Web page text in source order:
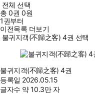
전체 선택
총0권 0원
1권부터
이전목록 더보기
불귀지객(不歸之客) 4권 선택
불귀지객(不歸之客) 4권
등록일 2026.05.15
글자수 약 10.3만 자